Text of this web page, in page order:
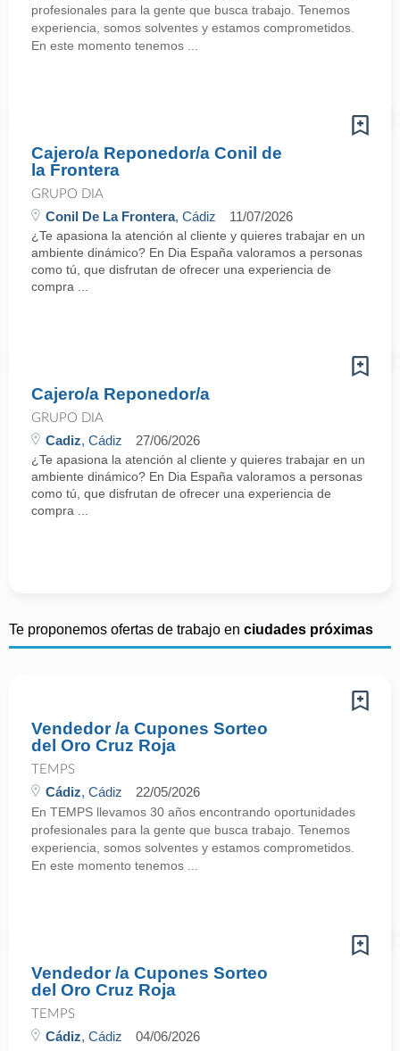
profesionales para la gente que busca trabajo. Tenemos
experiencia, somos solventes y estamos comprometidos.
En este momento tenemos ...
Cajero/a Reponedor/a Conil de
la Frontera
GRUPO DIA
Conil De La Frontera, Cádiz 11/07/2026
¿Te apasiona la atención al cliente y quieres trabajar en un
ambiente dinámico? En Dia España valoramos a personas
como tú, que disfrutan de ofrecer una experiencia de
compra ...
Cajero/a Reponedor/a
GRUPO DIA
Cadiz, Cádiz 27/06/2026
¿Te apasiona la atención al cliente y quieres trabajar en un
ambiente dinámico? En Dia España valoramos a personas
como tú, que disfrutan de ofrecer una experiencia de
compra ...
Te proponemos ofertas de trabajo en ciudades próximas
Vendedor /a Cupones Sorteo
del Oro Cruz Roja
TEMPS
Cádiz, Cádiz 22/05/2026
En TEMPS llevamos 30 años encontrando oportunidades
profesionales para la gente que busca trabajo. Tenemos
experiencia, somos solventes y estamos comprometidos.
En este momento tenemos ...
Vendedor /a Cupones Sorteo
del Oro Cruz Roja
TEMPS
Cádiz, Cádiz 04/06/2026